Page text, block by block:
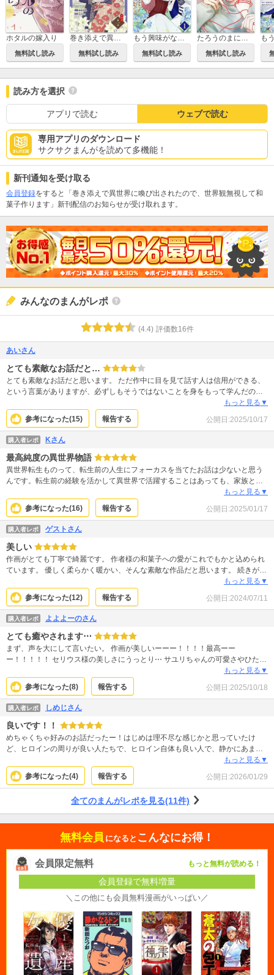
ホタルの嫁入り
無料試し読み 無料試し読み 無料試し読み 無料試し読み
読み方を選択
アプリで読む ウェブで読む
専用アプリのダウンロード
サクサクまんがを読めて多機能！
新刊通知を受け取る
会員登録をすると「巻き添えで異世界に喚び出されたので、世界観無視して和
菓子作ります」新刊配信のお知らせが受け取れます。
みんなのまんがレポ
(4.4) 評価数16件
あいさん
とても素敵なお話だと…
とても素敵なお話だと思います。 ただ作中に目を見て話す人は信用ができる、
という言葉がありますが、必ずしもそうではないことを身をもって学んだので
こういう言い回しはもう無くしてほしいです。 誠実に見えるだけで、そのよう
な人に嘘をつかれて騙されることもありますので。
もっと見る▼
参考になった(15) 報告する 公開日:2025/10/17
購入者レポ Kさん
最高純度の異世界物語
異世界転生ものって、転生前の人生にフォーカスを当てたお話は少ないと思う
んです。転生前の経験を活かして異世界で活躍することはあっても、家族と
か、職業とか夢とか、どんな目標があって生きてたかとかあまり描かれなく
て。 でもこのお話のサユリは違う。静かで、芯があって。元の世界に帰りたい
という思いはもろちんあるけど、今の自分にできる精一杯をこなして、異世界
の人々の役に立つことを嬉しいと感じてる。 今まで山ほど見てきた異世界物語
のなかで、一番応援したくなる主人公。 そしてそんなサユリを支える、こちら
も純粋なセリウス。 ふたりとも純粋だから恋の自覚までが遠い。もどかし
い…！！でもいいんです。信頼し合ってて、お互いを一番大事に思っていて、
え、なんであの2人付き合ってないの？？って周りから不思議がられてる、今の
状態も。 セリウスが気持ちを自覚したら甘々で気持ちだだ漏れになるんだろう
な…楽しみ。
もっと見る▼
参考になった(16) 報告する 公開日:2025/01/17
購入者レポ ゲストさん
美しい
作画がとても丁寧で綺麗です。 作者様の和菓子への愛がこれでもかと込められ
ています。 優しく柔らかく暖かい、そんな素敵な作品だと思います。 続きがと
もっと見る▼
参考になった(12) 報告する 公開日:2024/07/11
購入者レポ よよよーのさん
とても癒やされます⋯
まず、声を大にして言いたい。 作画が美しいーーー！！！！最高ーー
ー！！！！！ セリウス様の美しさにうっとり⋯ サユリちゃんの可愛さやひたむ
きさにキュンとし⋯ （あと、伝書鳩ならぬ伝書インコのピィちゃんの可愛さに
ハートを持ってかれてました⋯） 何より和菓子の再現度たるや⋯本当に美味し
そうで涎が出ます。 二人に幸せになって欲しいなぁ〜
もっと見る▼
参考になった(8) 報告する 公開日:2025/10/18
購入者レポ しめじさん
良いです！！
めちゃくちゃ好みのお話だったー！はじめは理不尽な感じかと思っていたけ
ど、ヒロインの周りが良い人たちで、ヒロイン自体も良い人で、静かにあまー
くお話が進んでいく感じがめちゃくちゃ好みでした。和菓子って好きじゃない
けど、なんか食べたくなっちゃったなぁ！！買ってこよ！！
もっと見る▼
参考になった(4) 報告する 公開日:2026/01/29
全てのまんがレポを見る(11件)
無料会員 になると こんなにお得！
会員限定無料 もっと無料が読める！
会員登録で無料増量
＼この他にも会員無料漫画がいっぱい／